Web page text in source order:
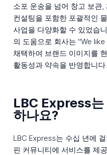
소포 운송을 넘어 창고 보관
컨설팅을 포함한 포괄적인
사업을 다양화할 수 있었습
의 도움으로 회사는 "We
채택하여 브랜드 이미지를
활동성과 약속을 반영합니다.
LBC Express는
하나요?
LBC Express는 수십 년에
핀 커뮤니티에 서비스를 제